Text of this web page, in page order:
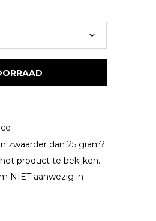
zwaarder dan 25 gram?
product te bekijken.
NIET aanwezig in